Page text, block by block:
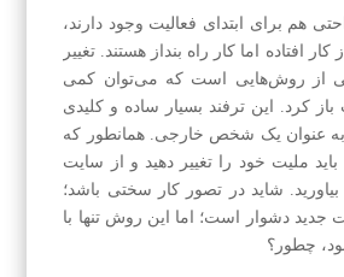
هم برای ابتدای فعالیت وجود دارند،
افتاده‌ اما کار راه بنداز هستند. تغییر
از روش‌هایی است که می‌توان کمی
کرد. این ترفند بسیار ساده و کلیدی
عنوان یک شخص خارجی. همانطور که
ملیت خود را تغییر دهید و از سایت
شاید در تصور کار سختی باشد؛
جدید دشوار است؛ اما این روش تنها با
چطور؟